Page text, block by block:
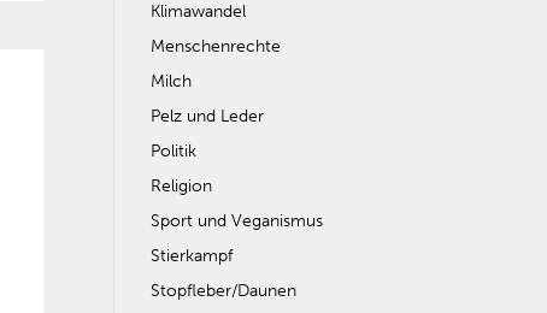
Klimawandel
Menschenrechte
Milch
Pelz und Leder
Politik
Religion
Sport und Veganismus
Stierkampf
Stopfleber/Daunen